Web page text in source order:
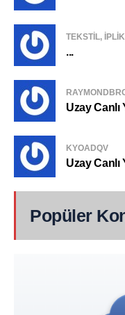
TEKSTIL,
...
Uzay Canlı
KYOADQV
Uzay Canlı
Popüler